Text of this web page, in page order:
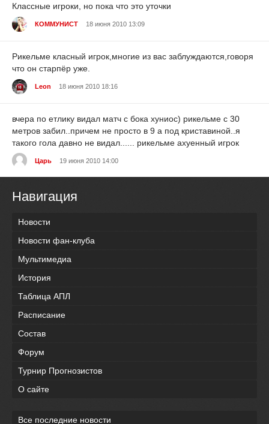
Классные игроки, но пока что это уточки
КОММУНИСТ 18 июня 2010 13:09
Рикельме класный игрок,многие из вас заблуждаются,говоря
что он старпёр уже.
Leon 18 июня 2010 18:16
вчера по етлику видал матч с бока хуниос) рикельме с 30
метров забил..причем не просто в 9 а под криставиной..я
такого гола давно не видал...... рикельме ахуенный игрок
Царь 19 июня 2010 14:00
Навигация
Новости
Новости фан-клуба
Мультимедиа
История
Таблица АПЛ
Расписание
Состав
Форум
Турнир Прогнозистов
О сайте
Все последние новости